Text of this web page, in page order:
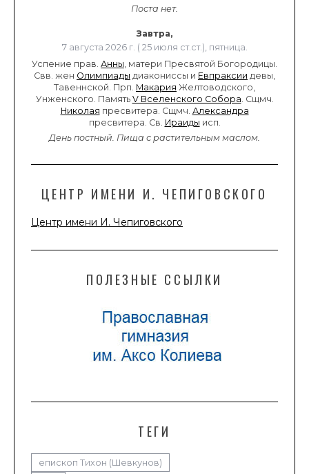
Поста нет.
Завтра,
7 августа 2026 г. ( 25 июля ст.ст.), пятница.
Успение прав. Анны, матери Пресвятой Богородицы.
Свв. жен Олимпиады диакониссы и Евпраксии девы,
Тавеннской. Прп. Макария Желтоводского,
Унженского. Память V Вселенского Собора. Сщмч.
Николая пресвитера. Сщмч. Александра
пресвитера. Св. Ираиды исп.
День постный. Пища с растительным маслом.
ЦЕНТР ИМЕНИ И. ЧЕПИГОВСКОГО
Центр имени И. Чепиговского
ПОЛЕЗНЫЕ ССЫЛКИ
ТЕГИ
епископ Тихон (Шевкунов)